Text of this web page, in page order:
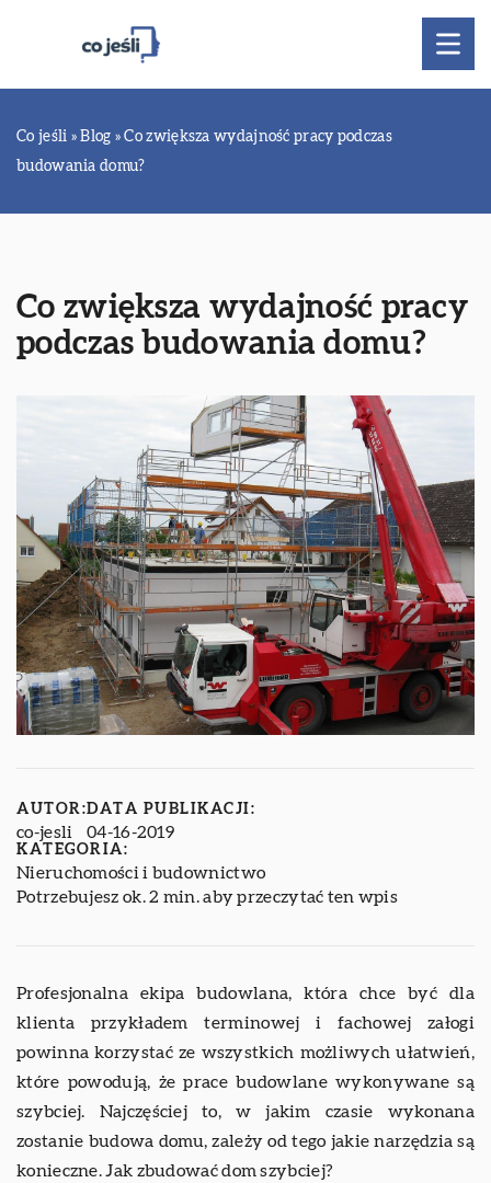
Co jeśli »Blog »Co zwiększa wydajność pracy podczas
budowania domu?
Co zwiększa wydajność pracy
podczas budowania domu?
AUTOR:
co-jesli
DATA PUBLIKACJI:
04-16-2019
KATEGORIA:
Nieruchomości i budownictwo
Potrzebujesz ok. 2 min. aby przeczytać ten wpis
Profesjonalna ekipa budowlana, która chce być dla
klienta przykładem terminowej i fachowej załogi
powinna korzystać ze wszystkich możliwych ułatwień,
które powodują, że prace budowlane wykonywane są
szybciej. Najczęściej to, w jakim czasie wykonana
zostanie budowa domu, zależy od tego jakie narzędzia są
konieczne. Jak zbudować dom szybciej?